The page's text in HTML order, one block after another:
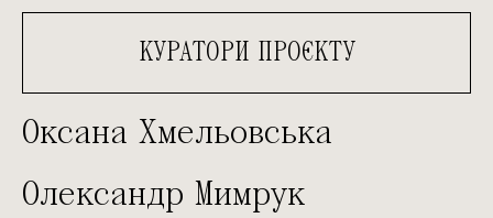
КУРАТОРИ ПРОЄКТУ
Оксана Хмельовська
Олександр Мимрук